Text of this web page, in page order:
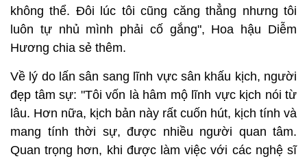
không thể. Đôi lúc tôi cũng căng thẳng nhưng tôi
luôn tự nhủ mình phải cố gắng", Hoa hậu Diễm
Hương chia sẻ thêm.
Về lý do lấn sân sang lĩnh vực sân khấu kịch, người
đẹp tâm sự: "Tôi vốn là hâm mộ lĩnh vực kịch nói từ
lâu. Hơn nữa, kịch bản này rất cuốn hút, kịch tính và
mang tính thời sự, được nhiều người quan tâm.
Quan trọng hơn, khi được làm việc với các nghệ sĩ